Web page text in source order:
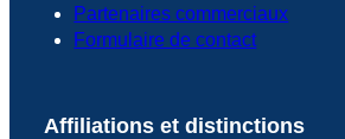
Partenaires commerciaux
Formulaire de contact
Affiliations et distinctions